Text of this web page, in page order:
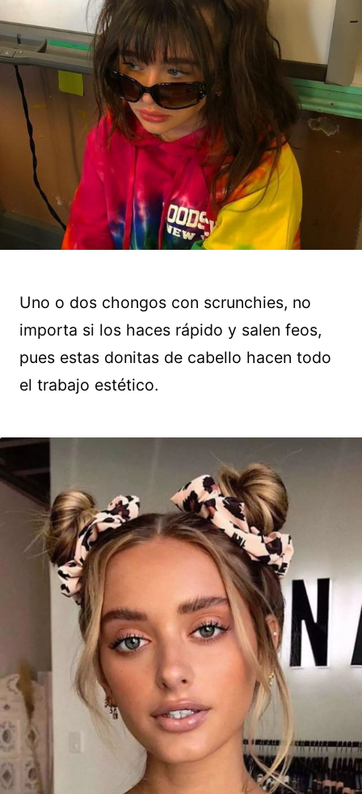
Uno o dos chongos con scrunchies, no
importa si los haces rápido y salen feos,
pues estas donitas de cabello hacen todo
el trabajo estético.